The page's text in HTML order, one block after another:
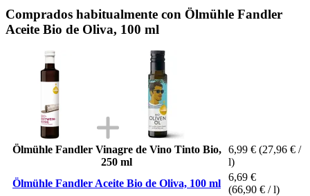
Comprados habitualmente con Ölmühle Fandler
Aceite Bio de Oliva, 100 ml
Ölmühle Fandler Vinagre de Vino Tinto Bio,
250 ml
6,99 € (27,96 € /
l)
Ölmühle Fandler Aceite Bio de Oliva, 100 ml
6,69 €
(66,90 € / l)